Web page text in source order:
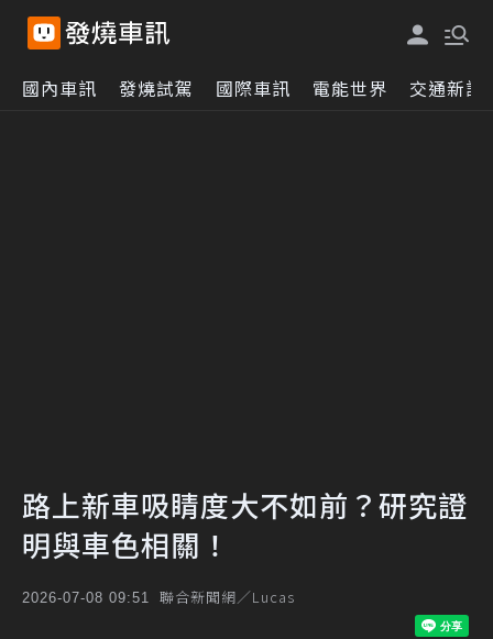
國內車訊 發燒試駕 國際車訊 電能世界 交通新訊
路上新車吸睛度大不如前？研究證
明與車色相關！
2026-07-08 09:51 聯合新聞網／Lucas